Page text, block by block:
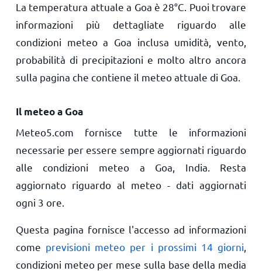
La temperatura attuale a Goa è 28°C . Puoi trovare
informazioni più dettagliate riguardo alle
condizioni meteo a Goa inclusa umidità, vento,
probabilità di precipitazioni e molto altro ancora
sulla pagina che contiene il meteo attuale di Goa.
Il meteo a Goa
Meteo5.com fornisce tutte le informazioni
necessarie per essere sempre aggiornati riguardo
alle condizioni meteo a Goa, India. Resta
aggiornato riguardo al meteo - dati aggiornati
ogni 3 ore.
Questa pagina fornisce l'accesso ad informazioni
come previsioni meteo per i prossimi 14 giorni
condizioni meteo per mese sulla base della media